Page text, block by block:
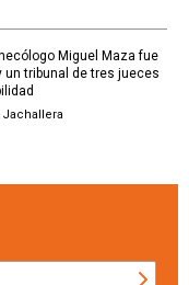
Miguel Maza fue
un tribunal de tres jueces